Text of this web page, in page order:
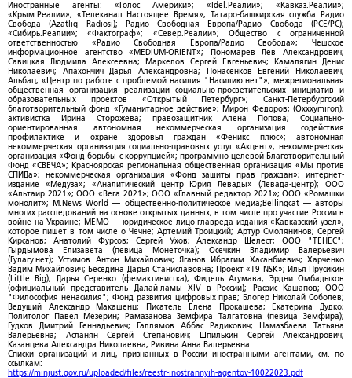
Иностранные агенты: «Голос Америки»; «Idel.Реалии»; «Кавказ.Реалии»;
«Крым.Реалии»; «Телеканал Настоящее Время»; Татаро-башкирская служба Радио
Свобода (Azatliq Radiosi); Радио Свободная Европа/Радио Свобода (PCE/PC);
«Сибирь.Реалии»; «Фактограф»; «Север.Реалии»; Общество с ограниченной
ответственностью «Радио Свободная Европа/Радио Свобода»; Чешское
информационное агентство «MEDIUM-ORIENT»; Пономарев Лев Александрович;
Савицкая Людмила Алексеевна; Маркелов Сергей Евгеньевич; Камалягин Денис
Николаевич; Апахончич Дарья Александровна; Понасенков Евгений Николаевич;
Альбац; «Центр по работе с проблемой насилия "Насилию.нет"»; межрегиональная
общественная организация реализации социально-просветительских инициатив и
образовательных проектов «Открытый Петербург»; Санкт-Петербургский
благотворительный фонд «Гуманитарное действие»; Мирон Федоров; (Oxxxymiron);
активистка Ирина Сторожева; правозащитник Алена Попова; Социально-
ориентированная автономная некоммерческая организация содействия
профилактике и охране здоровья граждан «Феникс плюс»; автономная
некоммерческая организация социально-правовых услуг «Акцент»; некоммерческая
организация «Фонд борьбы с коррупцией»; программно-целевой Благотворительный
Фонд «СВЕЧА»; Красноярская региональная общественная организация «Мы против
СПИДа»; некоммерческая организация «Фонд защиты прав граждан»; интернет-
издание «Медуза»; «Аналитический центр Юрия Левады» (Левада-центр); ООО
«Альтаир 2021»; ООО «Вега 2021»; ООО «Главный редактор 2021»; ООО «Ромашки
монолит»; M.News World — общественно-политическое медиа;Bellingcat — авторы
многих расследований на основе открытых данных, в том числе про участие России в
войне на Украине; МЕМО — юридическое лицо главреда издания «Кавказский узел»,
которое пишет в том числе о Чечне; Артемий Троицкий; Артур Смолянинов; Сергей
Кирсанов; Анатолий Фурсов; Сергей Ухов; Александр Шелест; ООО "ТЕНЕС";
Гырдымова Елизавета (певица Монеточка); Осечкин Владимир Валерьевич
(Гулагу.нет); Устимов Антон Михайлович; Яганов Ибрагим Хасанбиевич; Харченко
Вадим Михайлович; Беседина Дарья Станиславовна; Проект «T9 NSK»; Илья Прусикин
(Little Big); Дарья Серенко (фемактивистка); Фидель Агумава; Эрдни Омбадыков
(официальный представитель Далай-ламы XIV в России); Рафис Кашапов; ООО
"Философия ненасилия"; Фонд развития цифровых прав; Блогер Николай Соболев;
Ведущий Александр Макашенц; Писатель Елена Прокашева; Екатерина Дудко;
Политолог Павел Мезерин; Рамазанова Земфира Талгатовна (певица Земфира);
Гудков Дмитрий Геннадьевич; Галлямов Аббас Радикович; Намазбаева Татьяна
Валерьевна; Асланян Сергей Степанович; Шпилькин Сергей Александрович;
Казанцева Александра Николаевна; Ривина Анна Валерьевна
Списки организаций и лиц, признанных в России иностранными агентами, см. по
ссылкам:
https://minjust.gov.ru/uploaded/files/reestr-inostrannyih-agentov-10022023.pdf